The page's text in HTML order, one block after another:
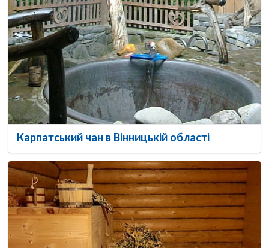
Карпатський чан в Вінницькій області